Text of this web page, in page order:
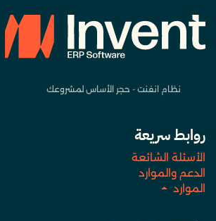
نظام انفنت - حجر الأساس لمشروعك
روابط سريعة
الأسئلة الشائعة
الدعم والموارد
الموارد